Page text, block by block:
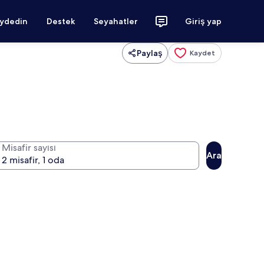
Destek Seyahatler Giriş yap
Paylaş Kaydet
Misafir sayısı
Ara